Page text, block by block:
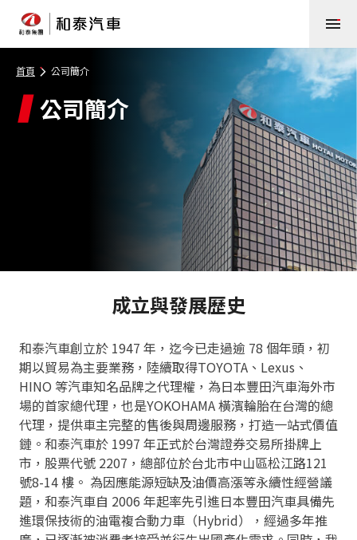
首頁 公司簡介
公司簡介
成立與發展歷史
和泰汽車創立於 1947 年，迄今已走過逾 78 個年頭，初
期以貿易為主要業務，陸續取得TOYOTA、Lexus、
HINO 等汽車知名品牌之代理權，為日本豐田汽車海外市
場的首家總代理，也是YOKOHAMA 橫濱輪胎在台灣的總
代理，提供車主完整的售後與周邊服務，打造一站式價值
鏈。和泰汽車於 1997 年正式於台灣證券交易所掛牌上
市，股票代號 2207，總部位於台北市中山區松江路121
號8-14 樓。 為因應能源短缺及油價高漲等永續性經營議
題，和泰汽車自 2006 年起率先引進日本豐田汽車具備先
進環保技術的油電複合動力車（Hybrid），經過多年推